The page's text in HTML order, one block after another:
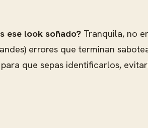
ese look soñado? Tranquila, no
errores que terminan
que sepas identificarlos,